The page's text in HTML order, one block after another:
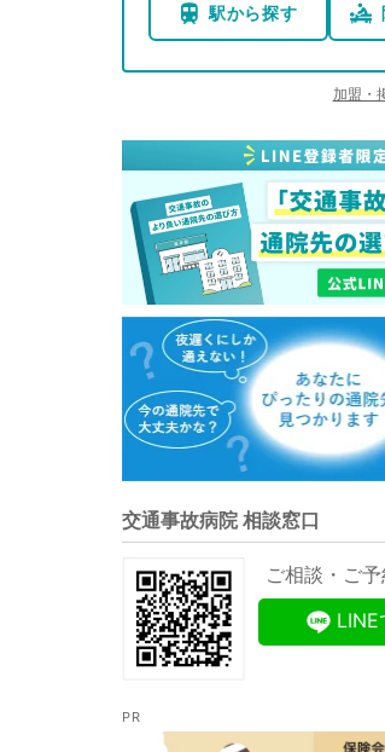
駅から探す
加盟・
交通事故病院 相談窓口
ご相談・ご
LINE